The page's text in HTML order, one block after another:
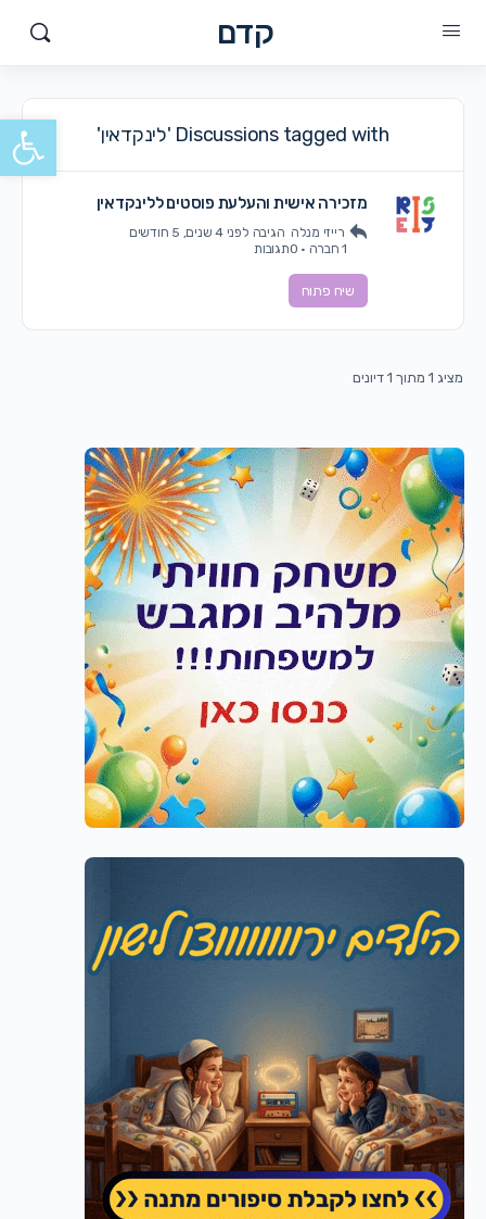
קדם
Discussions tagged with 'לינקדאין'
מזכירה אישית והעלעת פוסטים ללינקדאין
רייזי מנלה הגיבה לפני 4 שנים, 5 חודשים
1 חברה
· 0תגובות
שיח פתוח
מציג 1 מתוך 1 דיונים
פתח